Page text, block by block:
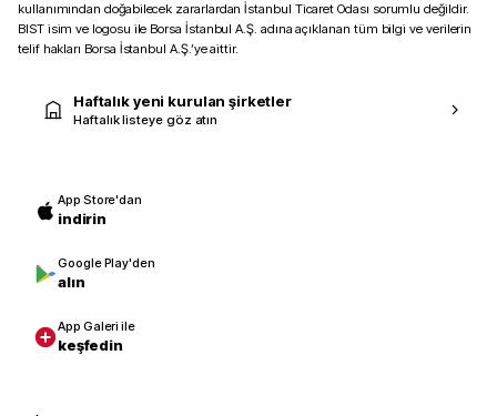
kullanımından doğabilecek zararlardan İstanbul Ticaret Odası sorumlu değildir.
BIST isim ve logosu ile Borsa İstanbul A.Ş. adına açıklanan tüm bilgi ve verilerin
telif hakları Borsa İstanbul A.Ş.’ye aittir.
Haftalık yeni kurulan şirketler
Haftalık listeye göz atın
App Store'dan
indirin
Google Play'den
alın
App Galeri ile
keşfedin